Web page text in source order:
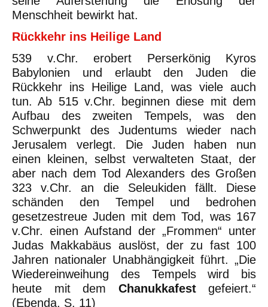
Menschheit bewirkt hat.
Rückkehr ins Heilige Land
539 v.Chr. erobert Perserkönig Kyros
Babylonien und erlaubt den Juden die
Rückkehr ins Heilige Land, was viele auch
tun. Ab 515 v.Chr. beginnen diese mit dem
Aufbau des zweiten Tempels, was den
Schwerpunkt des Judentums wieder nach
Jerusalem verlegt. Die Juden haben nun
einen kleinen, selbst verwalteten Staat, der
aber nach dem Tod Alexanders des Großen
323 v.Chr. an die Seleukiden fällt. Diese
schänden den Tempel und bedrohen
gesetzestreue Juden mit dem Tod, was 167
v.Chr. einen Aufstand der „Frommen“ unter
Judas Makkabäus auslöst, der zu fast 100
Jahren nationaler Unabhängigkeit führt. „Die
Wiedereinweihung des Tempels wird bis
heute mit dem Chanukkafestgefeiert.“
(Ebenda, S. 11)